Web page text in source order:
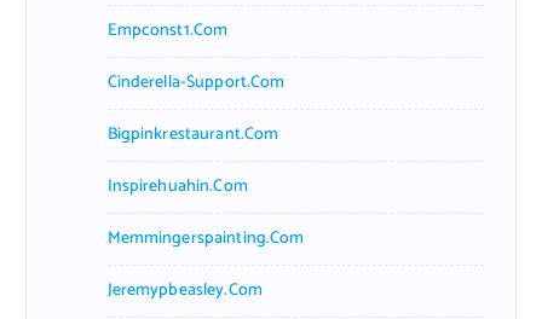
Empconst1.com
Cinderella-Support.com
Bigpinkrestaurant.com
Inspirehuahin.com
Memmingerspainting.com
Jeremypbeasley.com